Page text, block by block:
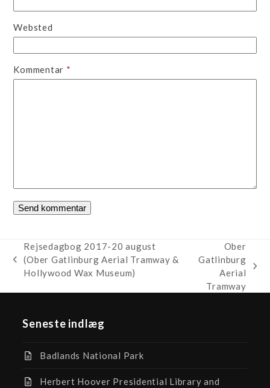
Websted
Kommentar *
previous
post:
Rejsedagbog 2017-20 august
(Ober Gatlinburg Aerial Tramway &
Hollywood Wax Museum)
post:
Ober
Gatlinburg
Aerial
Tramway
Seneste indlæg
Badlands National Park
Herbert Hoover Presidential Library and